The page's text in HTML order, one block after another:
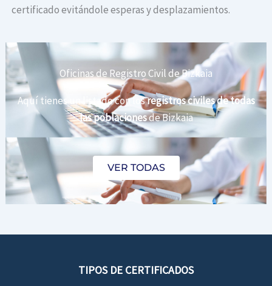
certificado evitándole esperas y desplazamientos.
Oficinas de Registro Civil de Bizkaia
Aquí tienes un listado con losregistros civiles de todas
las poblacionesde Bizkaia
VER TODAS
TIPOS DE CERTIFICADOS